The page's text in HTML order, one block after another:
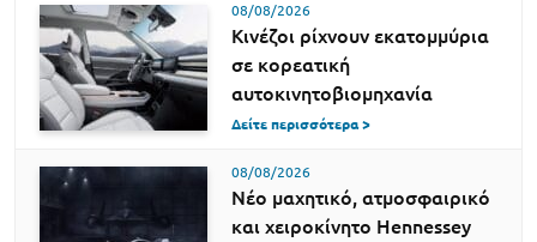
08/08/2026
Κινέζοι ρίχνουν εκατομμύρια
σε κορεατική
αυτοκινητοβιομηχανία
Δείτε περισσότερα >
08/08/2026
Νέο μαχητικό, ατμοσφαιρικό
και χειροκίνητο Hennessey